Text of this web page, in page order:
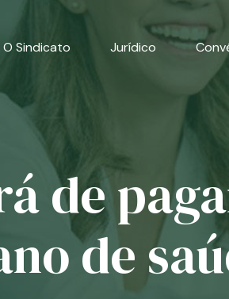
O Sindicato Jurídico
de
de